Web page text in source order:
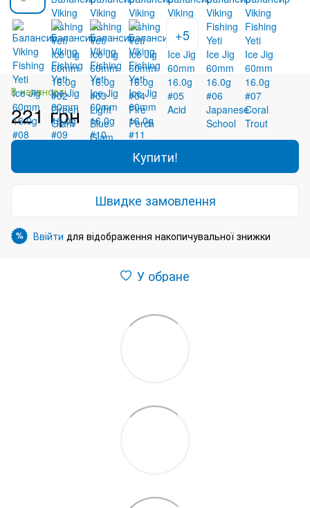
+5
В наявності
221 грн
Купити!
Швидке замовлення
% Ввійти для відображення накопичувальної знижки
У обране